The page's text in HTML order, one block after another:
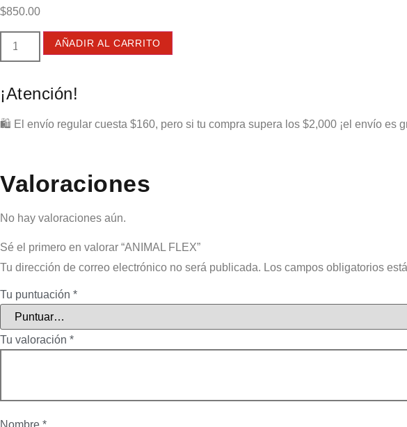
$850.00
AÑADIR AL CARRITO
¡Atención!
🛍️ El envío regular cuesta $160, pero si tu compra supera los $2,000 ¡el envío es
Valoraciones
No hay valoraciones aún.
Sé el primero en valorar “ANIMAL FLEX”
Tu dirección de correo electrónico no será publicada. Los campos obligatorios
Tu puntuación *
Tu valoración *
Nombre *